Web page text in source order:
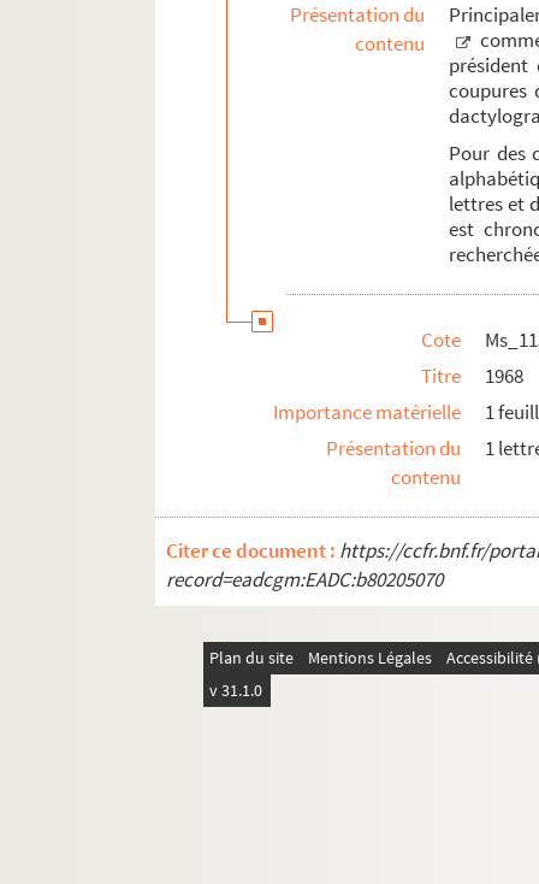
Présentation du
contenu
président
coupures
Pour des
lettres et
est
Cote
Titre
1968
Importance matérielle
1
Présentation du
contenu
1
Citer ce document : https://ccfr.bnf.fr/
record=eadcgm:EADC:b80205070
Plan du site Mentions Légales
v 31.1.0